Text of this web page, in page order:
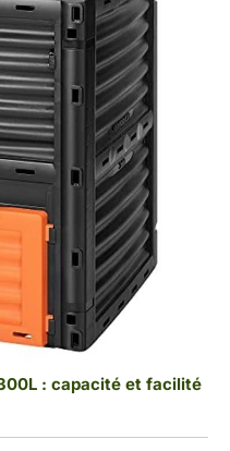
: capacité et facilité